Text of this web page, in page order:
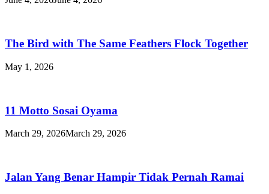
The Bird with The Same Feathers Flock Together
May 1, 2026
11 Motto Sosai Oyama
March 29, 2026March 29, 2026
Jalan Yang Benar Hampir Tidak Pernah Ramai